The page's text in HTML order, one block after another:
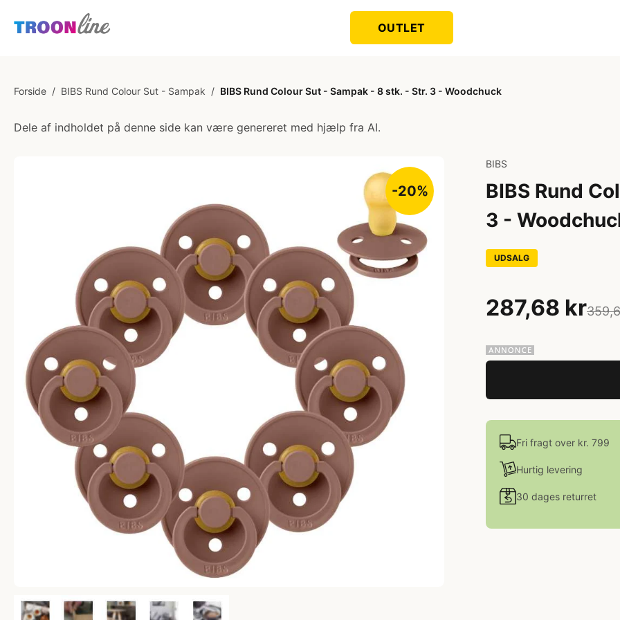
OUTLET
Forside / BIBS Rund Colour Sut - Sampak / BIBS Rund Colour Sut - Sampak - 8 stk. - Str. 3 - Woodchuck
Dele af indholdet på denne side kan være genereret med hjælp fra AI.
-20%
BIBS
BIBS Rund
3 -
UDSALG
287,68 kr
Fri fragt over kr. 799
Hurtig levering
30 dages returret